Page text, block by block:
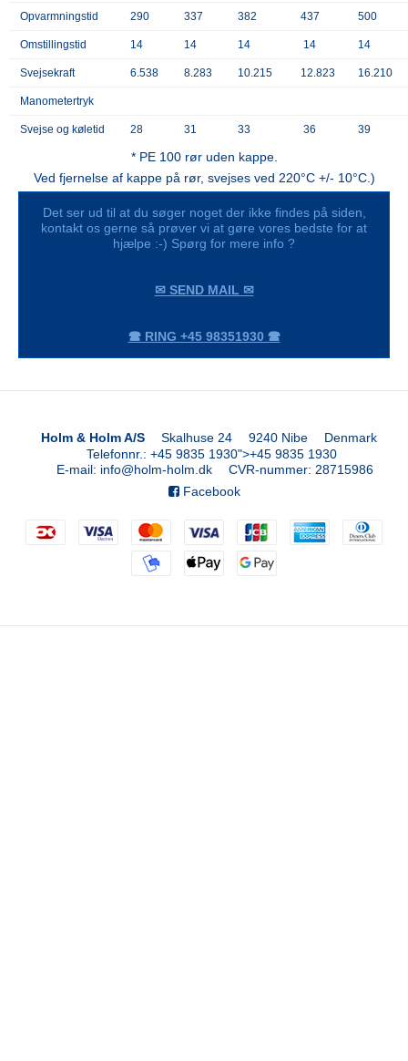
Opvarmningstid 290 337 382 437 500
Omstillingstid 14 14 14 14 14
Svejsekraft 6.538 8.283 10.215 12.823 16.210
Manometertryk
Svejse og køletid 28 31 33 36 39
* PE 100 rør uden kappe.
Ved fjernelse af kappe på rør, svejses ved 220°C +/- 10°C.)
Det ser ud til at du søger noget der ikke findes på siden,
kontakt os gerne så prøver vi at gøre vores bedste for at
hjælpe :-) Spørg for mere info ?
✉ SEND MAIL ✉
🕿 RING +45 98351930 🕿
Holm & Holm A/S Skalhuse 24 9240 Nibe
Denmark
Telefonnr. : +45 9835 1930">+45 9835 1930
E-mail: info@holm-holm.dk CVR-nummer: 28715986
Facebook